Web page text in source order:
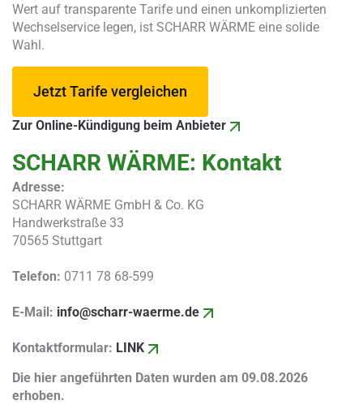
Wert auf transparente Tarife und einen unkomplizierten
Wechselservice legen, ist SCHARR WÄRME eine solide
Wahl.
Jetzt Tarife vergleichen
Zur Online-Kündigung beim Anbieter
SCHARR WÄRME: Kontakt
Adresse:
SCHARR WÄRME GmbH & Co. KG
Handwerkstraße 33
70565 Stuttgart
Telefon: 0711 78 68-599
E-Mail: info@scharr-waerme.de
Kontaktformular: LINK
Die hier angeführten Daten wurden am 09.08.2026
erhoben.